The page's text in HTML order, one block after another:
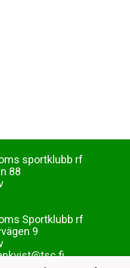
sportklubb rf
88
Sportklubb rf
9